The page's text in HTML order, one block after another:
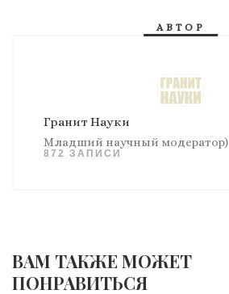
АВТОР
Гранит Науки
Младший научный модератор)
872 ЗАПИСИ
ВАМ ТАКЖЕ МОЖЕТ
ПОНРАВИТЬСЯ